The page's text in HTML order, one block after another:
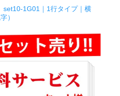
set10-1G01｜1行タイプ｜横
）